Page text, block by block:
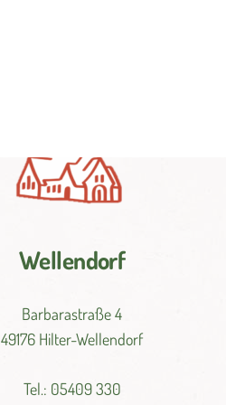
Wellendorf
Barbarastraße 4
49176 Hilter-Wellendorf
Tel.: 05409 330